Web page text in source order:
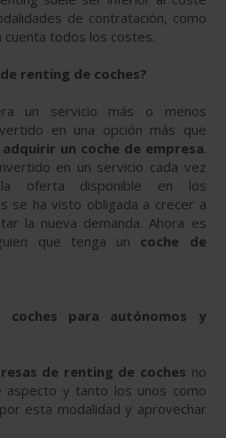
de contratación, como
cuenta todos los costes.
renting de coches?
un servicio más o menos
en una opción más que
adquirir un coche de empresa.
en un servicio cada vez
oferta disponible en los
se ha visto obligada a crecer a
la nueva demanda. Ahora es
que tenga un coche de
para autónomos y
de renting de coches no
aspecto y tanto los unos como
esta modalidad y aprovechar